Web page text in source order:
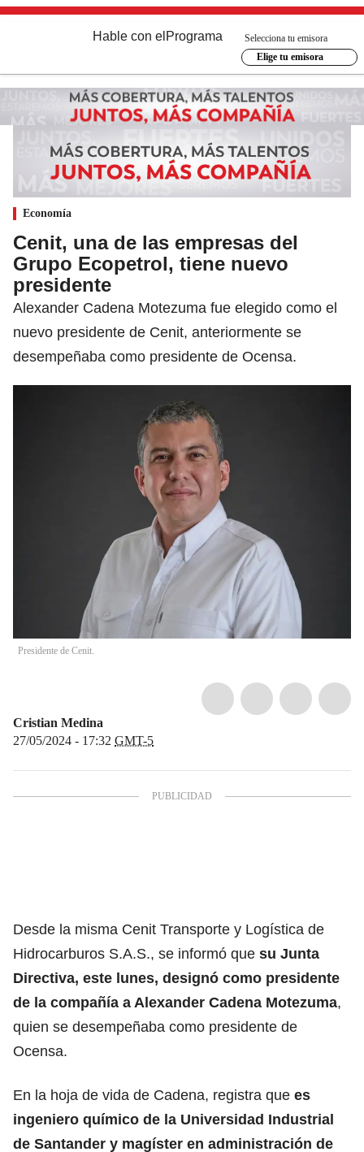
Hable con el Programa
Selecciona tu emisora
Elige tu emisora
Economía
Cenit, una de las empresas del
Grupo Ecopetrol, tiene nuevo
presidente
Alexander Cadena Motezuma fue elegido como el
nuevo presidente de Cenit, anteriormente se
desempeñaba como presidente de Ocensa.
Presidente de Cenit.
Cristian Medina
27/05/2024 - 17:32 GMT-5
Desde la misma Cenit Transporte y Logística de
Hidrocarburos S.A.S., se informó que su Junta
Directiva, este lunes, designó como presidente
de la compañía a Alexander Cadena Motezuma,
quien se desempeñaba como presidente de
Ocensa.
En la hoja de vida de Cadena, registra que es
ingeniero químico de la Universidad Industrial
de Santander y magíster en administración de